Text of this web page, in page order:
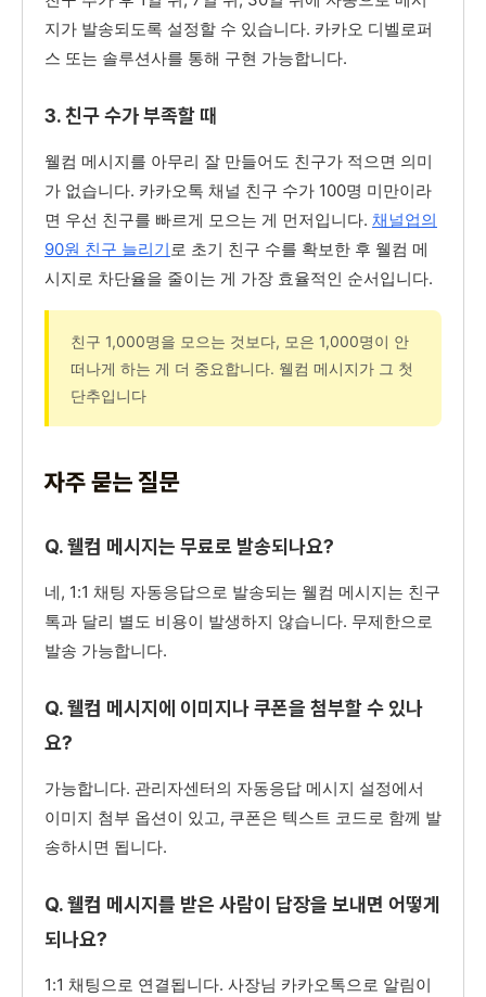
지가 발송되도록 설정할 수 있습니다. 카카오 디벨로퍼
스 또는 솔루션사를 통해 구현 가능합니다.
3. 친구 수가 부족할 때
웰컴 메시지를 아무리 잘 만들어도 친구가 적으면 의미
가 없습니다. 카카오톡 채널 친구 수가 100명 미만이라
면 우선 친구를 빠르게 모으는 게 먼저입니다. 채널업의
90원 친구 늘리기로 초기 친구 수를 확보한 후 웰컴 메
시지로 차단율을 줄이는 게 가장 효율적인 순서입니다.
친구 1,000명을 모으는 것보다, 모은 1,000명이 안
떠나게 하는 게 더 중요합니다. 웰컴 메시지가 그 첫
단추입니다
자주 묻는 질문
Q. 웰컴 메시지는 무료로 발송되나요?
네, 1:1 채팅 자동응답으로 발송되는 웰컴 메시지는 친구
톡과 달리 별도 비용이 발생하지 않습니다. 무제한으로
발송 가능합니다.
Q. 웰컴 메시지에 이미지나 쿠폰을 첨부할 수 있나
요?
가능합니다. 관리자센터의 자동응답 메시지 설정에서
이미지 첨부 옵션이 있고, 쿠폰은 텍스트 코드로 함께 발
송하시면 됩니다.
Q. 웰컴 메시지를 받은 사람이 답장을 보내면 어떻게
되나요?
1:1 채팅으로 연결됩니다. 사장님 카카오톡으로 알림이